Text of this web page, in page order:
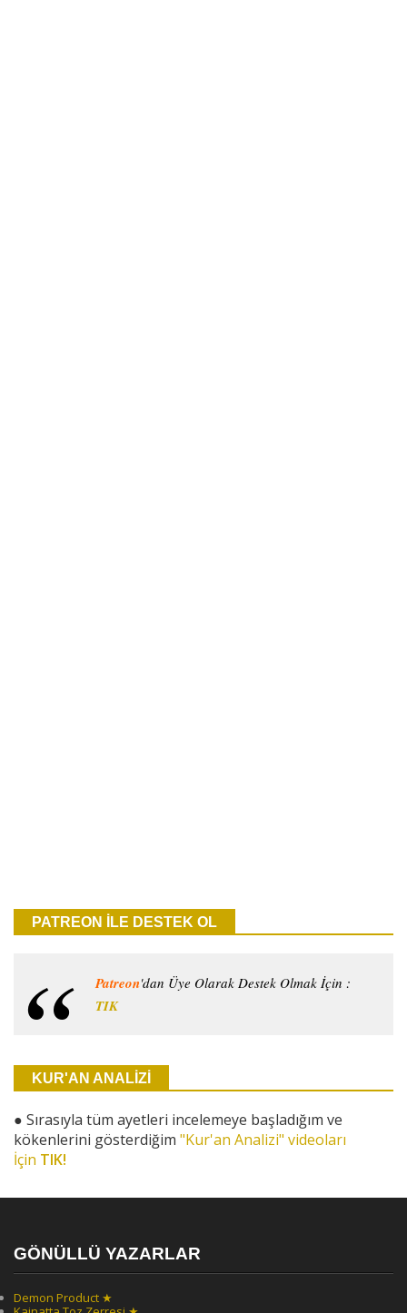
PATREON İLE DESTEK OL
Patreon'dan Üye Olarak Destek Olmak İçin :
TIK
KUR'AN ANALİZİ
● Sırasıyla tüm ayetleri incelemeye başladığım ve
kökenlerini gösterdiğim "Kur'an Analizi" videoları
İçin TIK!
GÖNÜLLÜ YAZARLAR
Demon Product ★